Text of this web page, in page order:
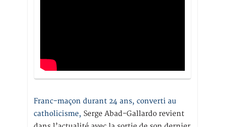
Franc-maçon durant 24 ans, converti au
catholicisme, Serge Abad-Gallardo revient